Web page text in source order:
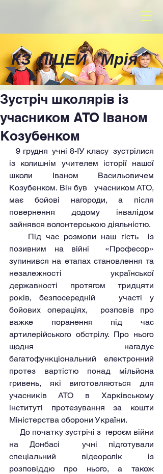
КЗ ЛІЦЕЙ"Мрія"
Зустріч школярів із
учасником АТО Іваном
Козубенком
   9 грудня  учні 8-ІУ класу  зустрілися
із колишнім учителем історії нашої
школи Іваном Васильовичем
Козубенком. Він був   учасником АТО,
має бойові нагороди, а після
повернення додому інвалідом
зайнявся волонтерською діяльністю.
позивним на війні  «Професор»
зупинився на етапах становлення та
незалежності  української
державності протягом тридцяти
років, безпосередній   участі у
бойових операціях,  розповів про
важке поранення під час
артилерійського обстрілу. Про нього
щодня нагадує
багатофункціональний  електронний
протез вартістю понад мільйона
гривень, які виготовляються для
учасників АТО в Харківському
інституті протезування за кошти
Міністерства оборони України.
на Донбасі  учні підготували
спеціальний відеоролік із
розповіддю про нього, а також